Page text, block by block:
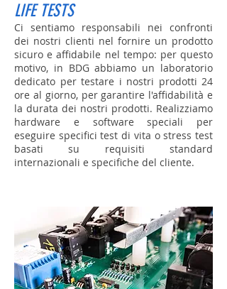
LIFE TESTS
Ci sentiamo responsabili nei confronti
dei nostri clienti nel fornire un prodotto
sicuro e affidabile nel tempo: per questo
motivo, in BDG abbiamo un laboratorio
dedicato per testare i nostri prodotti 24
ore al giorno, per garantire l'affidabilità e
la durata dei nostri prodotti. Realizziamo
hardware e software speciali per
eseguire specifici test di vita o stress test
basati su requisiti standard
internazionali e specifiche del cliente.